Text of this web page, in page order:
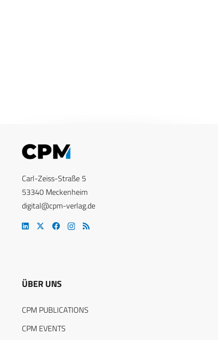
Carl-Zeiss-Straße 5
53340 Meckenheim
digital@cpm-verlag.de
ÜBER UNS
CPM PUBLICATIONS
CPM EVENTS